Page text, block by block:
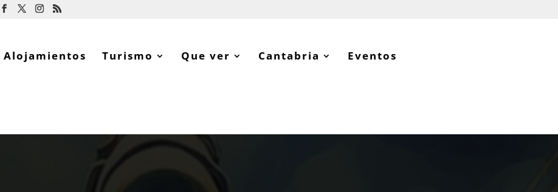
Alojamientos Turismo Que ver Cantabria Eventos